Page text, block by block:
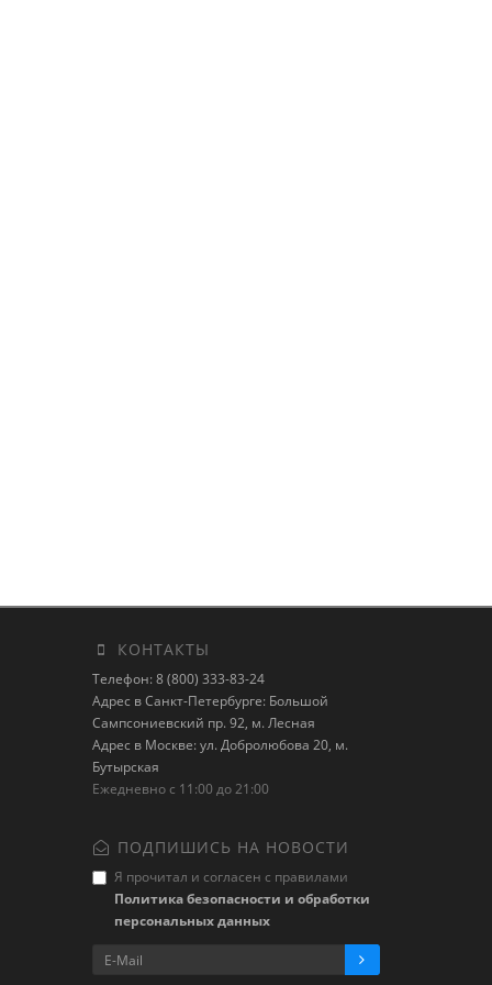
КОНТАКТЫ
Телефон: 8 (800) 333-83-24
Адрес в Санкт-Петербурге: Большой
Сампсониевский пр. 92, м. Лесная
Адрес в Москве: ул. Добролюбова 20, м.
Бутырская
Ежедневно с 11:00 до 21:00
ПОДПИШИСЬ НА НОВОСТИ
Я прочитал и согласен с правилами
Политика безопасности и обработки
персональных данных